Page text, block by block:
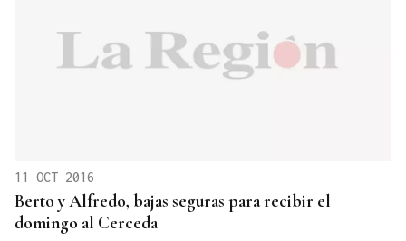
11 OCT 2016
Berto y Alfredo, bajas seguras para recibir el
domingo al Cerceda